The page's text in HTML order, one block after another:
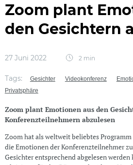
Zoom plant
den Gesichtern
27 Juni 2022 2 min
Tags: Gesichter Videokonferenz
Privatsphäre
Zoom plant Emotionen aus den
Konferenzteilnehmern abzulesen
Zoom hat als weltweit beliebtes
die Emotionen der Konferenzteilnehmer
Gesichter entsprechend abgelesen werden